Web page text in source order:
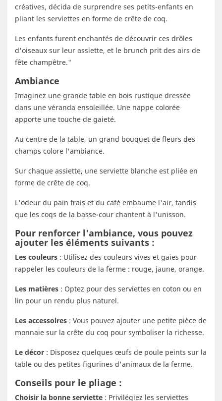
créatives, décida de surprendre ses petits-enfants en
pliant les serviettes en forme de crête de coq.
Les enfants furent enchantés de découvrir ces drôles
d'oiseaux sur leur assiette, et le brunch prit des airs de
fête champêtre."
Ambiance
Imaginez une grande table en bois rustique dressée
dans une véranda ensoleillée. Une nappe colorée
apporte une touche de gaieté.
Au centre de la table, un grand bouquet de fleurs des
champs colore l'ambiance.
Sur chaque assiette, une serviette blanche est pliée en
forme de crête de coq.
L'odeur du pain frais et du café embaume l'air, tandis
que les coqs de la basse-cour chantent à l'unisson.
Pour renforcer l'ambiance, vous pouvez
ajouter les éléments suivants :
Les couleurs : Utilisez des couleurs vives et gaies pour
rappeler les couleurs de la ferme : rouge, jaune, orange.
Les matières : Optez pour des serviettes en coton ou en
lin pour un rendu plus naturel.
Les accessoires : Vous pouvez ajouter une petite pièce de
monnaie sur la crête du coq pour symboliser la richesse.
Le décor : Disposez quelques œufs de poule peints sur la
table ou des petites figurines d'animaux de la ferme.
Conseils pour le pliage :
Choisir la bonne serviette : Privilégiez les serviettes